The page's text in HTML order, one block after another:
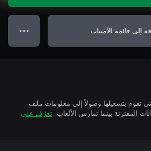
إلى قائمة الأمنيات ● ● ●
تقوم بتشغيلها وصولاً إلى معلومات ملف
تعرّف على